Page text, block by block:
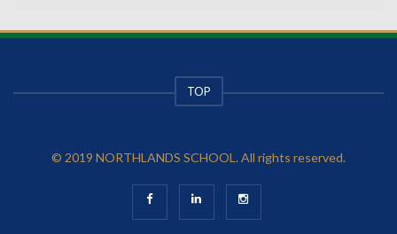
TOP
© 2019 NORTHLANDS SCHOOL. All rights reserved.